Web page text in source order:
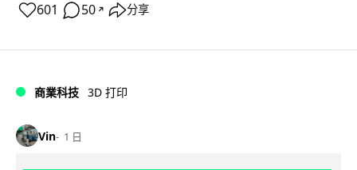
601 50 ↗ 分享
商業科技 3D 打印
Vin 1 日